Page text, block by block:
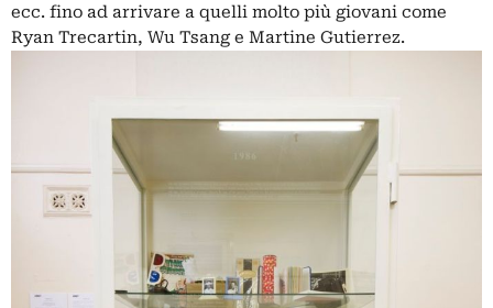
ecc. fino ad arrivare a quelli molto più giovani come
Ryan Trecartin, Wu Tsang e Martine Gutierrez.